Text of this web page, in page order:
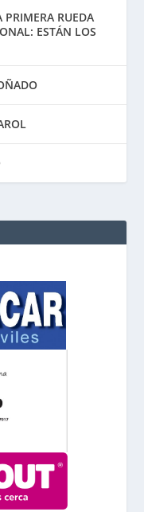
PRIMERA RUEDA
ESTÁN LOS